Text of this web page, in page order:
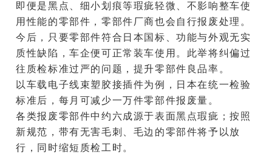
即便是黑点、细小划痕等瑕疵轻微、不影响整车使
用性能的零部件，零部件厂商也会自行报废处理。
今后，只要零部件符合日本国标、功能与外观无实
质性缺陷，车企便可正常装车使用。此举将纠偏过
往质检标准过严的问题，提升零部件良品率。
以车载电子线束塑胶接插件为例，日本在统一检验
标准后，每月可减少一万件零部件报废量。
各类报废零部件中约六成源于表面黑点瑕疵；按照
新规范，带有无害毛刺、毛边的零部件将予以放
行，同时缩短质检工时。